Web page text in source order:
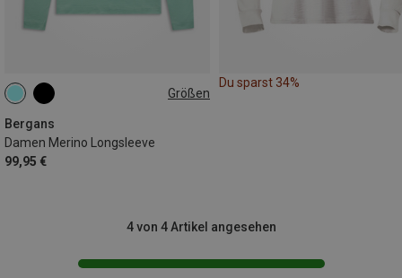
Größen
Bergans
Damen Merino Longsleeve
99,95 €
XS S
Du sparst 34%
4 von 4 Artikel angesehen